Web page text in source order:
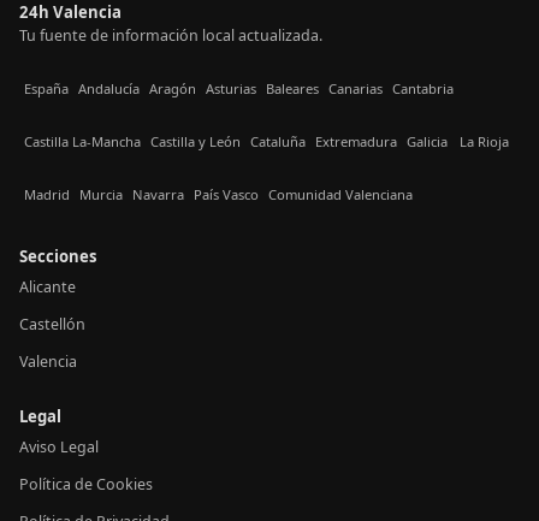
24h Valencia
Tu fuente de información local actualizada.
España Andalucía Aragón Asturias Baleares Canarias Cantabria
Castilla La-Mancha Castilla y León Cataluña Extremadura Galicia La Rioja
Madrid Murcia Navarra País Vasco Comunidad Valenciana
Secciones
Alicante
Castellón
Valencia
Legal
Aviso Legal
Política de Cookies